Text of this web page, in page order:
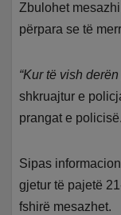
Zbulohet
përpara se të
“Kur të vish
shkruajtur e
prangat e policisë.
Sipas
gjetur të pajetë
fshirë mesazhet.